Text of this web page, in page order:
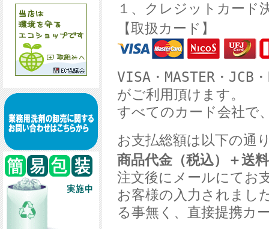
１、クレジットカード
【取扱カード】
VISA・MASTER・JCB
がご利用頂けます。
すべてのカード会社で
お支払総額は以下の通
商品代金（税込）＋送
注文後にメールにてお
お客様の入力されまし
る事無く、直接提携カ